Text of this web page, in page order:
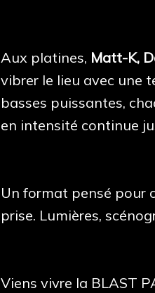
Aux platines, Matt-K,
vibrer le lieu avec une
basses puissantes,
en intensité continue
Un format pensé pour
prise. Lumières,
Viens vivre la BLAST